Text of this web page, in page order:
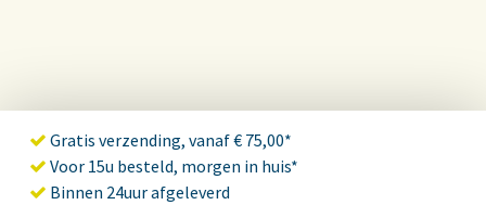
Gratis verzending, vanaf € 75,00*
Voor 15u besteld, morgen in huis*
Binnen 24uur afgeleverd